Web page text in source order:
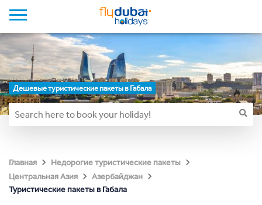
Дешевые туристические пакеты в Габала
Главная
Недорогие туристические пакеты
Центральная Азия
Азербайджан
Туристические пакеты в Габала